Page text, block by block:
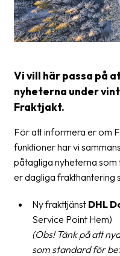
Paketering
Frakthandlingar
Tulldeklarationer
Leveransvillkor
Upphämtningar
Manualer
Nedladdningar
Streckkodsläsare
Kundtjänst
Vi vill här passa på
nyheterna under
Fraktjakt.
För att informera er om
funktioner har vi
påtagliga nyheterna
er dagliga frakthantering
Ny frakttjänst DHL
Service Point Hem)
(Obs! Tänk på att
som standard för